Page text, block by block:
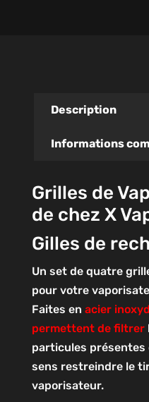
Description
Informations
Grilles de
de chez X
Gilles de
Un set de quatre
pour votre
Faites en acier
permettent de filtrer
particules présentes
sens restreindre le
vaporisateur.